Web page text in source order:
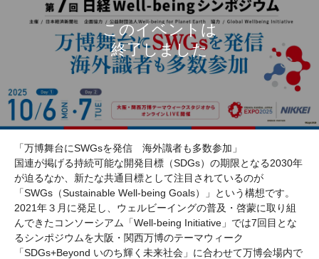
「万博舞台にSWGsを発信 海外識者も多数参加」
国連が掲げる持続可能な開発目標（SDGs）の期限となる2030年
が迫るなか、新たな共通目標として注目されているのが
「SWGs（Sustainable Well-being Goals）」という構想です。
2021年３月に発足し、ウェルビーイングの普及・啓蒙に取り組
んできたコンソーシアム「Well-being Initiative」では7回目とな
るシンポジウムを大阪・関西万博のテーマウィーク
「SDGs+Beyond いのち輝く未来社会」に合わせて万博会場内で